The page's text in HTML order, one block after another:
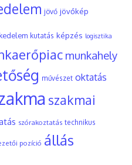
jövő jövőkép
kutatás képzés logisztika
munkahely
művészet oktatás
szakmai
szórakoztatás technikus
pozíció állás